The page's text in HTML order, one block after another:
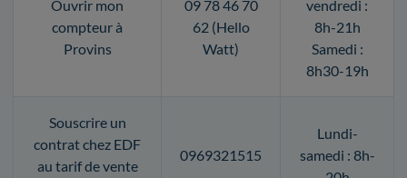
Ouvrir mon
compteur à
Provins
09 78 46 70
62 (Hello
Watt)
vendredi :
8h-21h
Samedi :
8h30-19h
Souscrire un
contrat chez EDF
au tarif de vente
0969321515
Lundi-
samedi : 8h-